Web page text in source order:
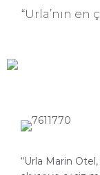
“Urla’nın
“Urla Marin